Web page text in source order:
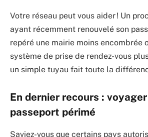
Votre réseau peut vous aider ! Un
ayant récemment renouvelé son
repéré une mairie moins encombrée
système de prise de rendez-vous
un simple tuyau fait toute la
En dernier recours :
passeport périmé
Saviez-vous que certains pays